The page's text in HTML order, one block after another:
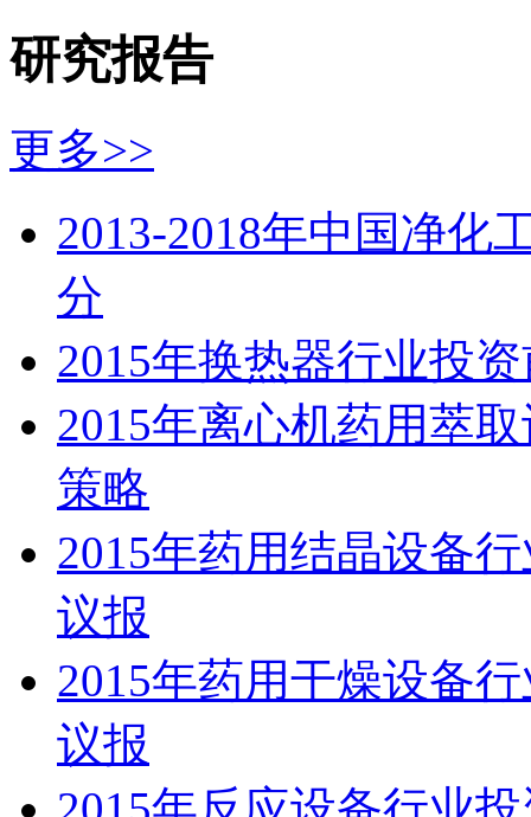
研究报告
更多>>
2013-2018年中国净化
分
2015年换热器行业投
2015年离心机药用萃
策略
2015年药用结晶设备
议报
2015年药用干燥设备
议报